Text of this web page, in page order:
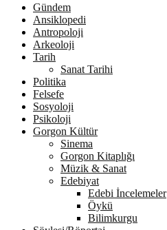
Gündem
Ansiklopedi
Antropoloji
Arkeoloji
Tarih
Sanat Tarihi
Politika
Felsefe
Sosyoloji
Psikoloji
Gorgon Kültür
Sinema
Gorgon Kitaplığı
Müzik & Sanat
Edebiyat
Edebi İncelemeler
Öykü
Bilimkurgu